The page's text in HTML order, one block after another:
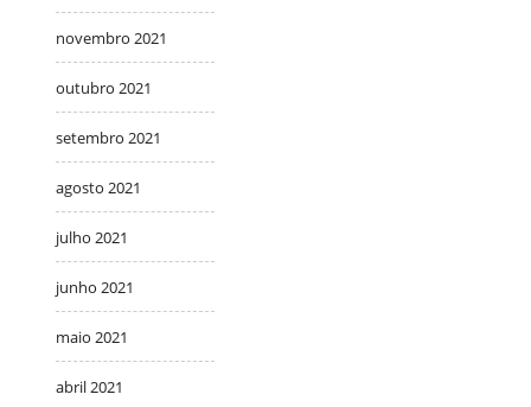
novembro 2021
outubro 2021
setembro 2021
agosto 2021
julho 2021
junho 2021
maio 2021
abril 2021